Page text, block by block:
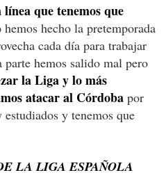
que tenemos que
hemos hecho la pretemporada
cada día para trabajar
hemos salido mal pero
la Liga y lo más
atacar al Córdoba por
y tenemos que
LA LIGA ESPAÑOLA